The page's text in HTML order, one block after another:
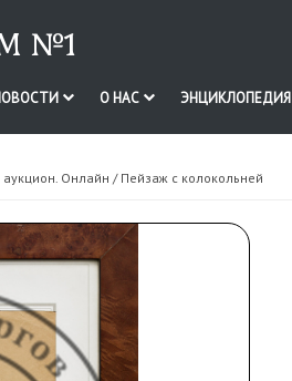
№1
О НАС ЭНЦИКЛОПЕДИЯ
Онлайн / Пейзаж с колокольней